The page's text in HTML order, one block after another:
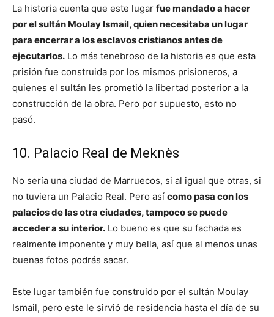
La historia cuenta que este lugar fue mandado a hacer
por el sultán Moulay Ismail, quien necesitaba un lugar
para encerrar a los esclavos cristianos antes de
ejecutarlos. Lo más tenebroso de la historia es que esta
prisión fue construida por los mismos prisioneros, a
quienes el sultán les prometió la libertad posterior a la
construcción de la obra. Pero por supuesto, esto no
pasó.
10. Palacio Real de Meknès
No sería una ciudad de Marruecos, si al igual que otras, si
no tuviera un Palacio Real. Pero así como pasa con los
palacios de las otra ciudades, tampoco se puede
acceder a su interior. Lo bueno es que su fachada es
realmente imponente y muy bella, así que al menos unas
buenas fotos podrás sacar.
Este lugar también fue construido por el sultán Moulay
Ismail, pero este le sirvió de residencia hasta el día de su